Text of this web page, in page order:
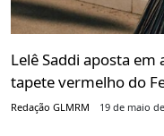
Lelê Saddi aposta
tapete vermelho do
Redação GLMRM 19 de maio